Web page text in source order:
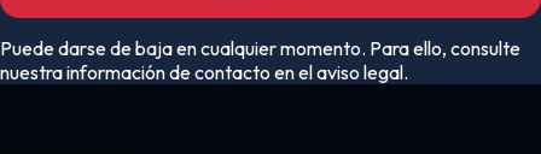
Puede darse de baja en cualquier momento. Para ello, consulte
nuestra información de contacto en el aviso legal.